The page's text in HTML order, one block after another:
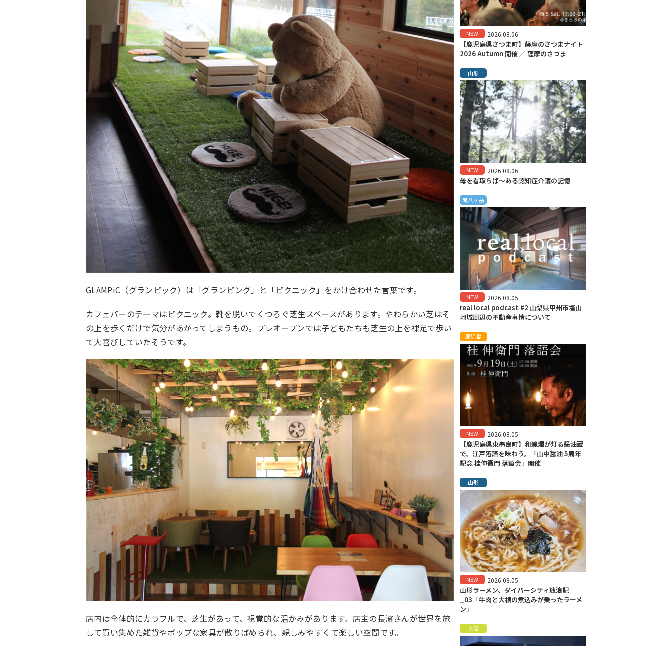
GLAMPiC（グランピック）は「グランピング」と「ピクニック」をかけ合わせた言葉です。
カフェバーのテーマはピクニック。靴を脱いでくつろぐ芝生スペースがあります。やわらかい芝はそ
の上を歩くだけで気分があがってしまうもの。プレオープンでは子どもたちも芝生の上を裸足で歩い
て大喜びしていたそうです。
店内は全体的にカラフルで、芝生があって、視覚的な温かみがあります。店主の長濱さんが世界を旅
して買い集めた雑貨やポップな家具が散りばめられ、親しみやすくて楽しい空間です。
NEW 2026.08.06
【鹿児島県さつま町】薩摩のさつまナイト
2026 Autumn 開催 ／ 薩摩のさつま
山形
NEW 2026.08.06
母を看取らば～ある認知症介護の記憶
南八ヶ岳
NEW 2026.08.05
real local podcast #2 山梨県甲州市塩山
地域周辺の不動産事情について
鹿児島
NEW 2026.08.05
【鹿児島県東串良町】和蝋燭が灯る醤油蔵
で、江戸落語を味わう。「山中醤油 5周年
記念 桂伸衛門 落語会」開催
山形
NEW 2026.08.05
山形ラーメン、ダイバーシティ放浪記
_03「牛肉と大根の煮込みが乗ったラーメ
ン」
大阪